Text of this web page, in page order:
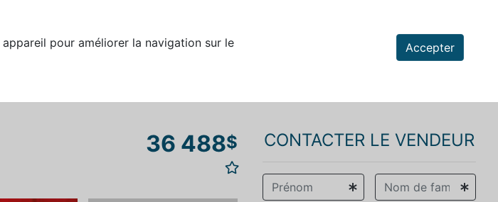
pour améliorer la navigation sur le
Accepter
36 488$ CONTACTER LE VENDEUR